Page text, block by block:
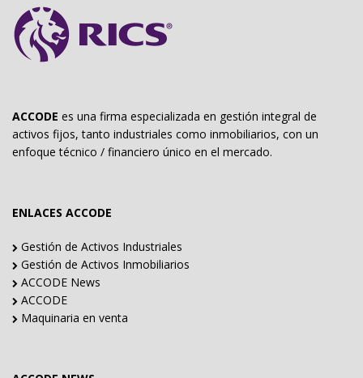
ACCODE es una firma especializada en gestión integral de
activos fijos, tanto industriales como inmobiliarios, con un
enfoque técnico / financiero único en el mercado.
ENLACES ACCODE
Gestión de Activos Industriales
Gestión de Activos Inmobiliarios
ACCODE News
ACCODE
Maquinaria en venta